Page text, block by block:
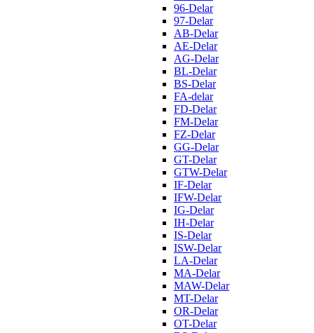
96-Delar
97-Delar
AB-Delar
AE-Delar
AG-Delar
BL-Delar
BS-Delar
FA-delar
FD-Delar
FM-Delar
FZ-Delar
GG-Delar
GT-Delar
GTW-Delar
IF-Delar
IFW-Delar
IG-Delar
IH-Delar
IS-Delar
ISW-Delar
LA-Delar
MA-Delar
MAW-Delar
MT-Delar
OR-Delar
OT-Delar